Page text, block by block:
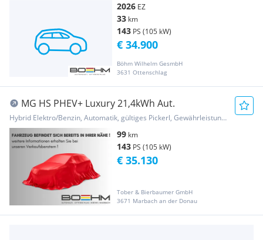
2026 EZ
33 km
143 PS (105 kW)
Böhm Wilhelm GesmbH
3631 Ottenschlag
€ 34.900
MG HS PHEV+ Luxury 21,4kWh Aut.
Hybrid Elektro/Benzin, Automatik, gültiges Pickerl, Gewährleistung, Garantie
99 km
143 PS (105 kW)
Tober & Bierbaumer GmbH
3671 Marbach an der Donau
€ 35.130